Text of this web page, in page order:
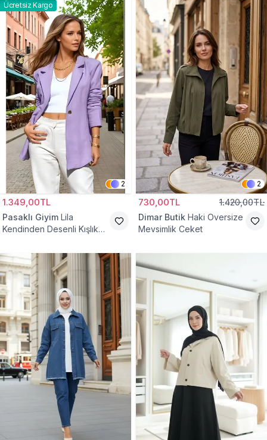
Ücretsiz Kargo
2
1.349,00TL
Pasaklı Giyim Lila
Kendinden Desenli Kışlık
Tesettür Ceket
2
730,00TL 1.420,00TL
Dimar Butik Haki Oversize
Mevsimlik Ceket